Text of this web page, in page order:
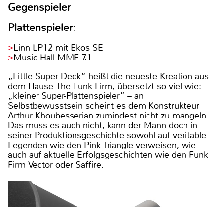
Gegenspieler
Plattenspieler:
Linn LP12 mit Ekos SE
Music Hall MMF 7.1
„Little Super Deck“ heißt die neueste Kreation aus
dem Hause The Funk Firm, übersetzt so viel wie:
„kleiner Super-Plattenspieler“ – an
Selbstbewusstsein scheint es dem Konstrukteur
Arthur Khoubesserian zumindest nicht zu mangeln.
Das muss es auch nicht, kann der Mann doch in
seiner Produktionsgeschichte sowohl auf veritable
Legenden wie den Pink Triangle verweisen, wie
auch auf aktuelle Erfolgsgeschichten wie den Funk
Firm Vector oder Saffire.